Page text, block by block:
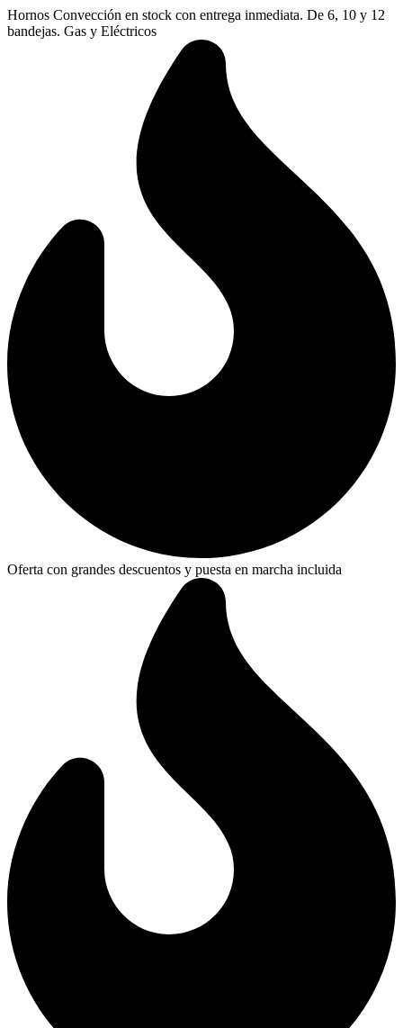
Ir
al
Hornos Convección en stock con entrega inmediata. De 6, 10 y 12
bandejas. Gas y Eléctricos
Oferta con grandes descuentos y puesta en marcha incluida